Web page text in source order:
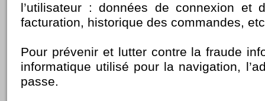
l’utilisateur : données de connexion et
facturation, historique des commandes,
Pour prévenir et lutter contre la fraude
informatique utilisé pour la navigation,
passe.